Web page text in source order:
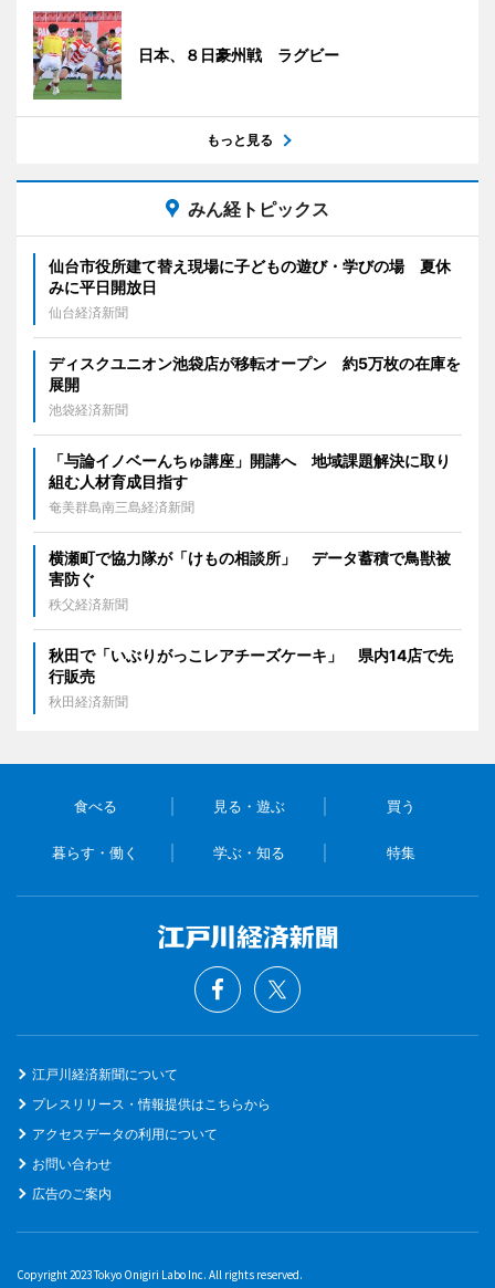
日本、８日豪州戦 ラグビー
もっと見る
みん経トピックス
仙台市役所建て替え現場に子どもの遊び・学びの場 夏休
みに平日開放日
仙台経済新聞
ディスクユニオン池袋店が移転オープン 約5万枚の在庫を
展開
池袋経済新聞
「与論イノベーんちゅ講座」開講へ 地域課題解決に取り
組む人材育成目指す
奄美群島南三島経済新聞
横瀬町で協力隊が「けもの相談所」 データ蓄積で鳥獣被
害防ぐ
秩父経済新聞
秋田で「いぶりがっこレアチーズケーキ」 県内14店で先
行販売
秋田経済新聞
食べる 見る・遊ぶ 買う
暮らす・働く 学ぶ・知る 特集
江戸川経済新聞について
プレスリリース・情報提供はこちらから
アクセスデータの利用について
お問い合わせ
広告のご案内
Copyright 2023 Tokyo Onigiri Labo Inc. All rights reserved.